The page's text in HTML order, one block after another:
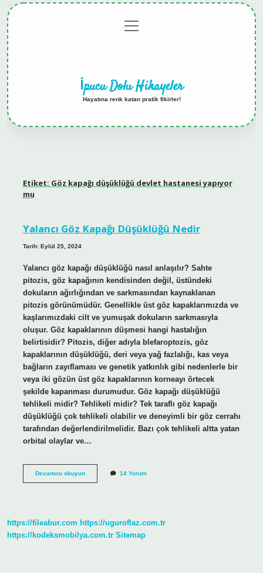
menüyü
aç
İpucu Dolu Hikayeler
Hayatına renk katan pratik fikirler!
Etiket: Göz kapağı düşüklüğü devlet hastanesi yapıyor
mu
Yalancı Göz Kapağı Düşüklüğü Nedir
Tarih: Eylül 25, 2024
Yalancı göz kapağı düşüklüğü nasıl anlaşılır? Sahte
pitozis, göz kapağının kendisinden değil, üstündeki
dokuların ağırlığından ve sarkmasından kaynaklanan
pitozis görünümüdür. Genellikle üst göz kapaklarımızda ve
kaşlarımızdaki cilt ve yumuşak dokuların sarkmasıyla
oluşur. Göz kapaklarının düşmesi hangi hastalığın
belirtisidir? Pitozis, diğer adıyla blefaroptozis, göz
kapaklarının düşüklüğü, deri veya yağ fazlalığı, kas veya
bağların zayıflaması ve genetik yatkınlık gibi nedenlerle bir
veya iki gözün üst göz kapaklarının korneayı örtecek
şekilde kapanması durumudur. Göz kapağı düşüklüğü
tehlikeli midir? Tehlikeli midir? Tek taraflı göz kapağı
düşüklüğü çok tehlikeli olabilir ve deneyimli bir göz cerrahı
tarafından değerlendirilmelidir. Bazı çok tehlikeli altta yatan
orbital olaylar ve…
Devamını okuyunYalancı
14 Yorum
https://fileabur.com https://uguroflaz.com.tr
https://kodeksmobilya.com.tr Sitemap